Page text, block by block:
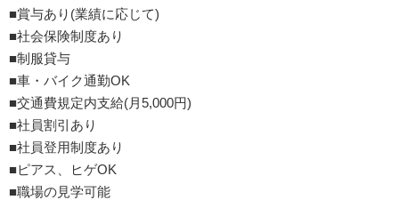
■賞与あり(業績に応じて)
■社会保険制度あり
■制服貸与
■車・バイク通勤OK
■交通費規定内支給(月5,000円)
■社員割引あり
■社員登用制度あり
■ピアス、ヒゲOK
■職場の見学可能